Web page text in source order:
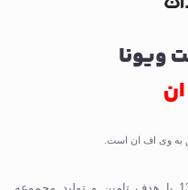
ویونا
به وی اف ان است.